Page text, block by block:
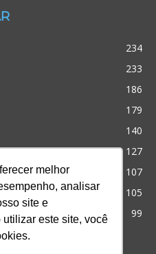
melhor
analisar
site e
este site, você
234
233
186
179
140
127
107
105
99